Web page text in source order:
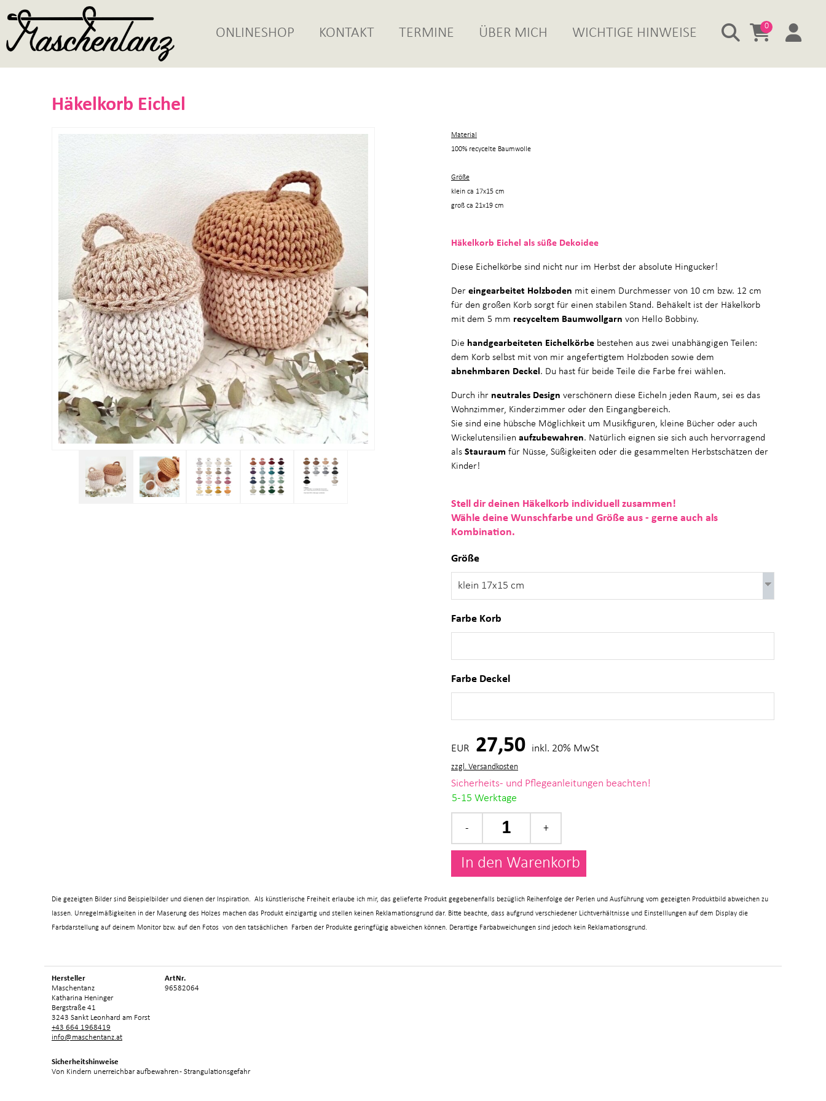
ONLINESHOP KONTAKT TERMINE ÜBER MICH WICHTIGE HINWEISE 0
Häkelkorb Eichel
Material
100% recycelte Baumwolle
Größe
klein ca 17x15 cm
groß ca 21x19 cm
Häkelkorb Eichel als süße Dekoidee
Diese Eichelkörbe sind nicht nur im Herbst der absolute Hingucker!
Der eingearbeitet Holzboden mit einem Durchmesser von 10 cm bzw. 12 cm
für den großen Korb sorgt für einen stabilen Stand. Behäkelt ist der Häkelkorb
mit dem 5 mm recyceltem Baumwollgarn von Hello Bobbiny.
Die handgearbeiteten Eichelkörbe bestehen aus zwei unabhängigen Teilen:
dem Korb selbst mit von mir angefertigtem Holzboden sowie dem
abnehmbaren Deckel . Du hast für beide Teile die Farbe frei wählen.
Durch ihr neutrales Design verschönern diese Eicheln jeden Raum, sei es das
Wohnzimmer, Kinderzimmer oder den Eingangbereich.
Sie sind eine hübsche Möglichkeit um Musikfiguren, kleine Bücher oder auch
Wickelutensilien aufzubewahren. Natürlich eignen sie sich auch hervorragend
als Stauraum für Nüsse, Süßigkeiten oder die gesammelten Herbstschätzen der
Kinder!
Stell dir deinen Häkelkorb individuell zusammen!
Wähle deine Wunschfarbe und Größe aus - gerne auch als
Kombination.
Größe
Farbe Korb
Farbe Deckel
EUR 27,50 inkl. 20% MwSt
zzgl. Versandkosten
Sicherheits- und Pflegeanleitungen beachten!
5-15 Werktage
In den Warenkorb
Die gezeigten Bilder sind Beispielbilder und dienen der Inspiration. Als künstlerische Freiheit erlaube ich mir, das gelieferte Produkt gegebenenfalls bezüglich Reihenfolge der Perlen und Ausführung vom gezeigten Produktbild abweichen zu
lassen. Unregelmäßigkeiten in der Maserung des Holzes machen das Produkt einzigartig und stellen keinen Reklamationsgrund dar. Bitte beachte, dass aufgrund verschiedener Lichtverhältnisse und Einstelllungen auf dem Display die
Farbdarstellung auf deinem Monitor bzw. auf den Fotos von den tatsächlichen Farben der Produkte geringfügig abweichen können. Derartige Farbabweichungen sind jedoch kein Reklamationsgrund.
Hersteller
Maschentanz
Katharina Heninger
Bergstraße 41
3243 Sankt Leonhard am Forst
+43 664 1968419
info@maschentanz.at
ArtNr.
96582064
Sicherheitshinweise
Von Kindern unerreichbar aufbewahren - Strangulationsgefahr